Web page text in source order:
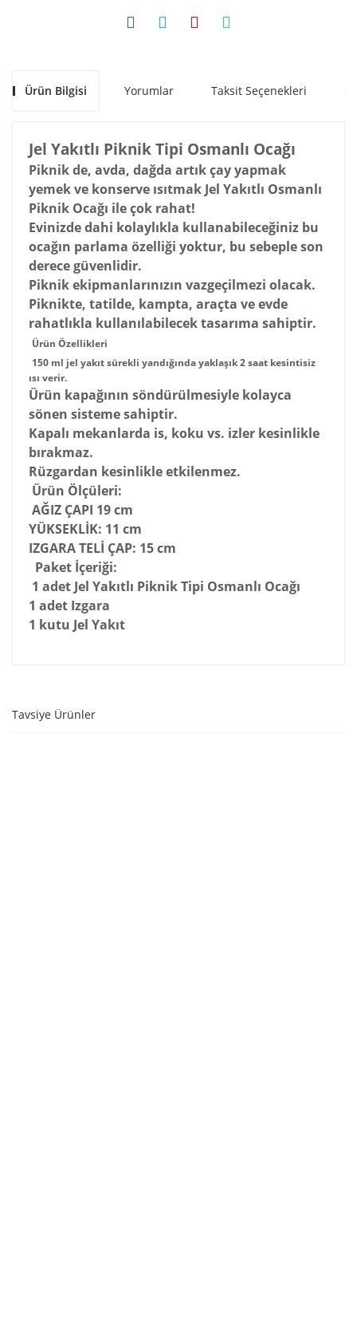
Ürün Bilgisi Yorumlar Taksit Seçenekleri
Jel Yakıtlı Piknik Tipi Osmanlı Ocağı
Piknik de, avda, dağda artık çay yapmak
yemek ve konserve ısıtmak Jel Yakıtlı Osmanlı
Piknik Ocağı ile çok rahat!
Evinizde dahi kolaylıkla kullanabileceğiniz bu
ocağın parlama özelliği yoktur, bu sebeple son
derece güvenlidir.
Piknik ekipmanlarınızın vazgeçilmezi olacak.
Piknikte, tatilde, kampta, araçta ve evde
rahatlıkla kullanılabilecek tasarıma sahiptir.
Ürün Özellikleri
150 ml jel yakıt sürekli yandığında yaklaşık 2 saat kesintisiz
ısı verir.
Ürün kapağının söndürülmesiyle kolayca
sönen sisteme sahiptir.
Kapalı mekanlarda is, koku vs. izler kesinlikle
bırakmaz.
Rüzgardan kesinlikle etkilenmez.
Ürün Ölçüleri:
AĞIZ ÇAPI 19 cm
YÜKSEKLİK: 11 cm
IZGARA TELİ ÇAP: 15 cm
Paket İçeriği:
1 adet Jel Yakıtlı Piknik Tipi Osmanlı Ocağı
1 adet Izgara
1 kutu Jel Yakıt
Tavsiye Ürünler